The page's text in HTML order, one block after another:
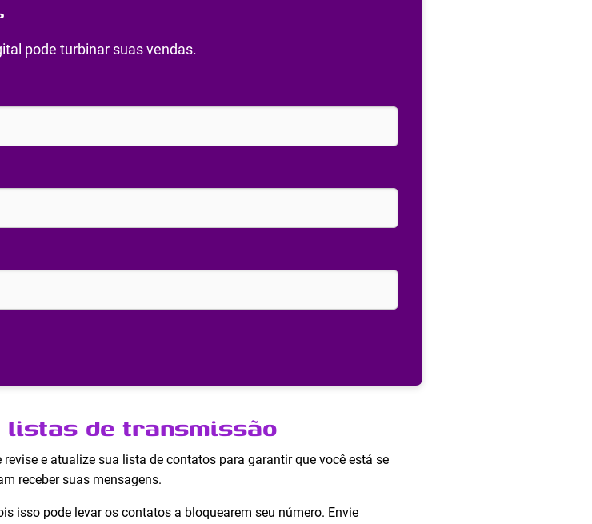
pode turbinar suas vendas.
de transmissão
revise e atualize sua lista de contatos para garantir que você está se
receber suas mensagens.
isso pode levar os contatos a bloquearem seu número. Envie